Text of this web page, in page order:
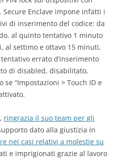
Secure Enclave impone infatti i
di inserimento del codice: da
al quinto tentativo 1 minuto
al settimo e ottavo 15 minuti,
errato d’inserimento
di disabled, disabilitato,
“Impostazioni > Touch ID e
ringrazia il suo team per gli
dato alla giustizia in
nei casi relativi a molestie su
e imprigionati grazie al lavoro